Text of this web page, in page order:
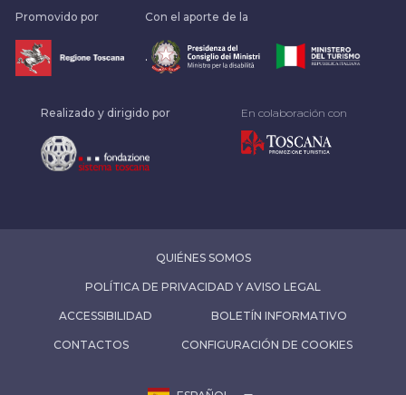
Promovido por Con el aporte de la
.
Realizado y dirigido por En colaboración con
QUIÉNES SOMOS
POLÍTICA DE PRIVACIDAD Y AVISO LEGAL
ACCESSIBILIDAD BOLETÍN INFORMATIVO
CONTACTOS CONFIGURACIÓN DE COOKIES